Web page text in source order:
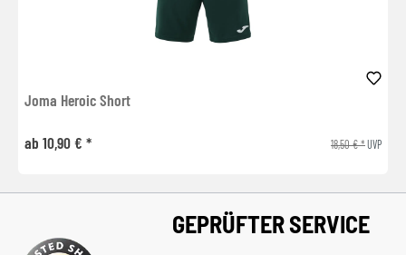
Joma Heroic Short
ab 10,90 € * 18,50 € *UVP
GEPRÜFTER SERVICE